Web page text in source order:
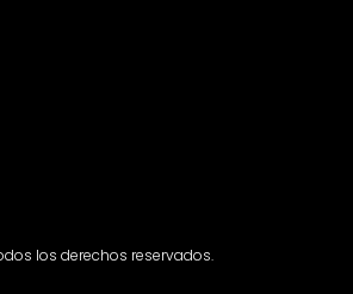
los derechos reservados.